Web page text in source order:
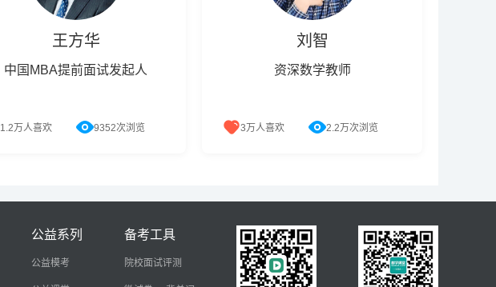
王方华
中国MBA提前面试发起人
1.2万人喜欢 9352次浏览
刘智
资深数学教师
3万人喜欢 2.2万次浏览
严谨审慎，授课风格激情幽默，被誉
为数学神来之笔。
公益系列
公益模考
备考工具
院校面试评测